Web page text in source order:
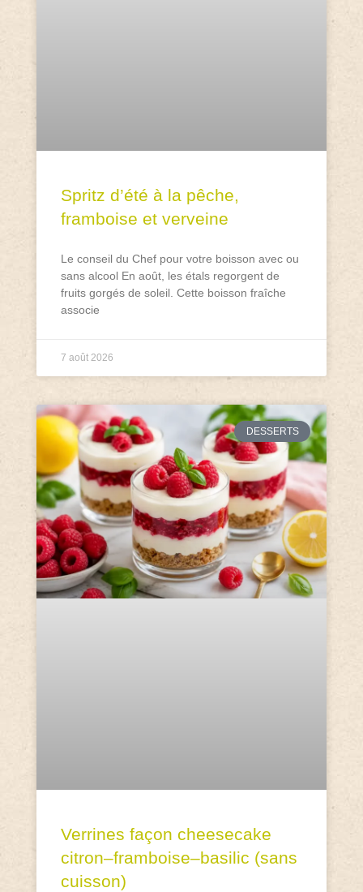
Spritz d’été à la pêche,
framboise et verveine
Le conseil du Chef pour votre boisson avec ou
sans alcool En août, les étals regorgent de
fruits gorgés de soleil. Cette boisson fraîche
associe
7 août 2026
DESSERTS
Verrines façon cheesecake
citron–framboise–basilic (sans
cuisson)